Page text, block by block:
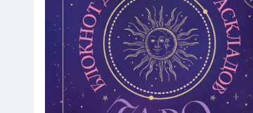
"Для
записи
раскладов
Таро"
тв.
обложка,
черный